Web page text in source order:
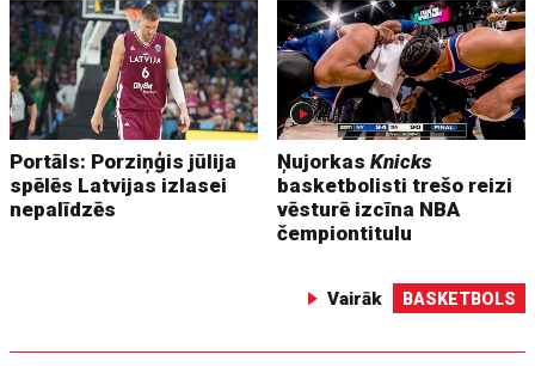
Portāls: Porziņģis jūlija
spēlēs Latvijas izlasei
nepalīdzēs
ŅujorkasKnicks
basketbolisti trešo reizi
vēsturē izcīna NBA
čempiontitulu
Vairāk BASKETBOLS